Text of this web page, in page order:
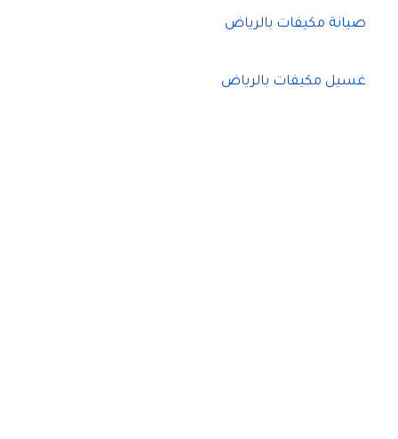
صيانة مكيفات بالرياض
غسيل مكيفات بالرياض